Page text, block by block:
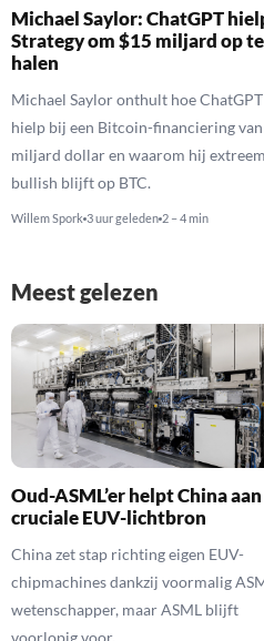
Michael Saylor: ChatGPT
Strategy om $15 miljard op te
halen
Michael Saylor onthult hoe ChatGPT
hielp bij een Bitcoin-financiering
miljard dollar en waarom hij extreem
bullish blijft op BTC.
Willem Spork 3 uur geleden 2 – 4 min
Meest gelezen
Oud-ASML’er helpt China aan
cruciale EUV-lichtbron
China zet stap richting eigen EUV-
chipmachines dankzij voormalig
wetenschapper, maar ASML blijft
voorlopig voor.